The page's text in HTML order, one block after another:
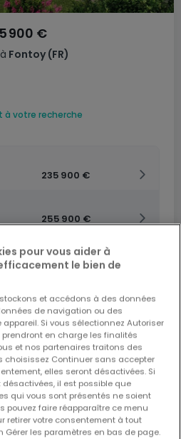
à Fontoy (FR)
900 €
à votre recherche
235 900 €
255 900 €
209 900 €
219 900 €
211 900 €
pour vous aider à
le bien de
et accédons à des données
de navigation ou des
Si vous sélectionnez Autoriser
en charge les finalités
et nos partenaires traitons des
choisissez Continuer sans accepter
elles seront désactivées. Si
il est possible que
qui vous sont présentés ne soient
pouvez faire réapparaître ce menu
retirer votre consentement à tout
les paramètres en bas de page.